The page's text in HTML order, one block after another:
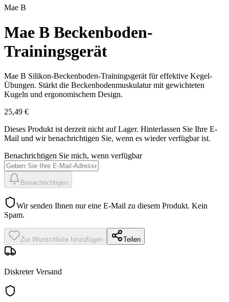
Mae B
Mae B Beckenboden-
Trainingsgerät
Mae B Silikon-Beckenboden-Trainingsgerät für effektive Kegel-
Übungen. Stärkt die Beckenbodenmuskulatur mit gewichteten
Kugeln und ergonomischem Design.
25,49 €
Dieses Produkt ist derzeit nicht auf Lager. Hinterlassen Sie Ihre E-
Mail und wir benachrichtigen Sie, wenn es wieder verfügbar ist.
Benachrichtigen Sie mich, wenn verfügbar
Benachrichtigen
Wir senden Ihnen nur eine E-Mail zu diesem Produkt. Kein
Spam.
Zur Wunschliste hinzufügen Teilen
Diskreter Versand